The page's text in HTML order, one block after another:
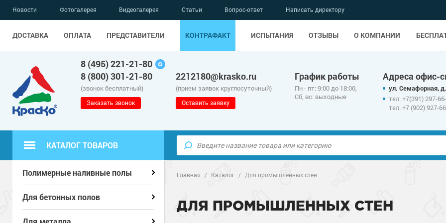
Новости Фотогалерея Видеогалерея Статьи Вопрос-ответ Написать директору
ДОСТАВКА ОПЛАТА ПРЕДСТАВИТЕЛИ КОНТРАФАКТ ИСПЫТАНИЯ ОТЗЫВЫ О КОМПАНИИ
8 (495) 221-21-80
8 (800) 301-21-80
(звонок бесплатный)
Заказать звонок
2212180@krasko.ru
(прием заявок круглосуточный)
Оставить заявку
График работы
Пн - пт: 9:00 до 18:00,
Сб, вс: выходные
Адреса офис-
ул. Семафорная,
тел. +7(391) 297-
тел. +7 (902) 927-
КАТАЛОГ ТОВАРОВ
Полимерные наливные полы Полиуретановые полы
Для бетонных полов
Главная / Каталог / Для промышленных стен
ДЛЯ ПРОМЫШЛЕННЫХ СТЕН
Полимерные наливные полы Полиуретановые полы
Для бетонных полов